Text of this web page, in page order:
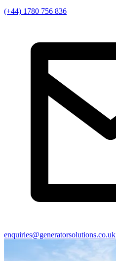
(+44) 1780 756 836
enquiries@generatorsolutions.co.uk